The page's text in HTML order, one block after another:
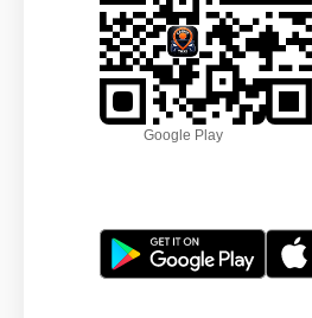
Google Play